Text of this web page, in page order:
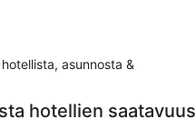
asunnosta &
hotellien saatavuus